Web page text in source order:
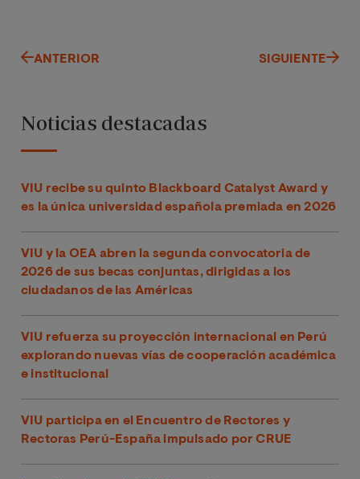
ANTERIOR SIGUIENTE
Noticias destacadas
VIU recibe su quinto Blackboard Catalyst Award y
es la única universidad española premiada en 2026
VIU y la OEA abren la segunda convocatoria de
2026 de sus becas conjuntas, dirigidas a los
ciudadanos de las Américas
VIU refuerza su proyección internacional en Perú
explorando nuevas vías de cooperación académica
e institucional
VIU participa en el Encuentro de Rectores y
Rectoras Perú-España impulsado por CRUE